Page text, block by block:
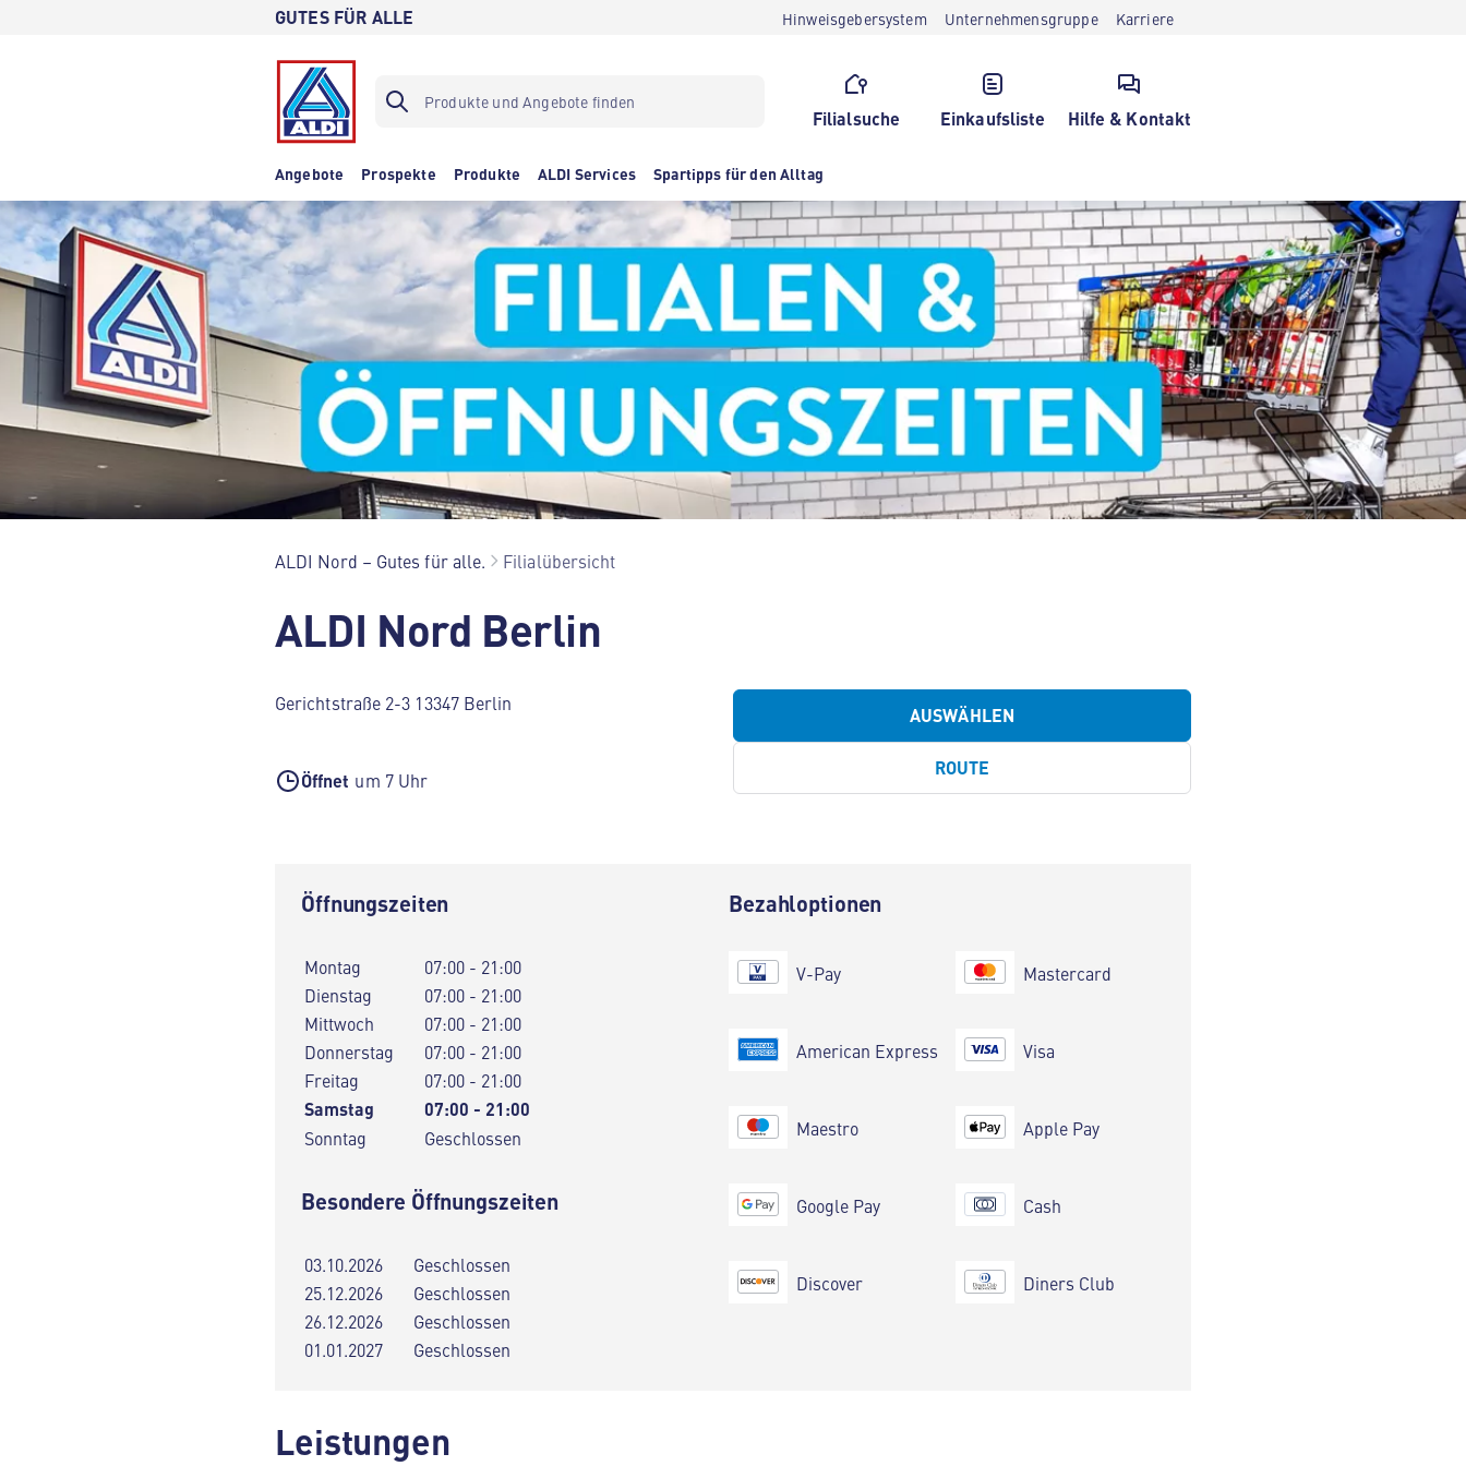
GUTES FÜR ALLE Hinweisgebersystem Unternehmensgruppe Karriere
Filialsuche Einkaufsliste Hilfe & Kontakt
Angebote Prospekte Produkte ALDI Services Spartipps für den Alltag
ALDI Nord – Gutes für alle. Filialübersicht
ALDI Nord Berlin
Gerichtstraße 2-3 13347 Berlin
Öffnet um 7 Uhr
AUSWÄHLEN
ROUTE
Öffnungszeiten
Montag
07:00 - 21:00
Dienstag
07:00 - 21:00
Mittwoch
07:00 - 21:00
Donnerstag
07:00 - 21:00
Freitag
07:00 - 21:00
Samstag 07:00 - 21:00
Sonntag Geschlossen
Besondere Öffnungszeiten
03.10.2026
Geschlossen
25.12.2026
Geschlossen
26.12.2026
Geschlossen
01.01.2027
Geschlossen
Bezahloptionen
V-Pay
American Express
Maestro
Google Pay
Discover
Mastercard
Visa
Apple Pay
Cash
Diners Club
Leistungen